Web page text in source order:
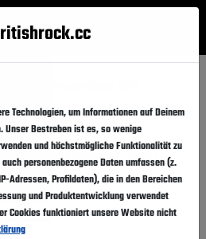
Folgen
Schlosspark Esterházy
Technologien, um Informationen auf Deinem
Unser Bestreben ist es, so wenige
und höchstmögliche Funktionalität zu
personenbezogene Daten umfassen (z.
Adressen, Profildaten), die in den Bereichen
und Produktentwicklung verwendet
Cookies funktioniert unsere Website nicht